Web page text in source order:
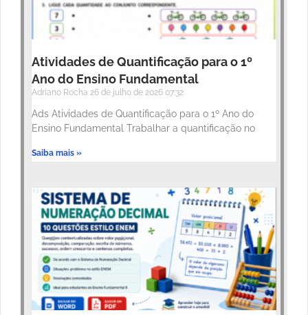
Atividades de Quantificação para o 1º
Ano do Ensino Fundamental
Adriano Rocha 26 de julho de 2026 07:32
Ads Atividades de Quantificação para o 1º Ano do
Ensino Fundamental Trabalhar a quantificação no
Saiba mais »